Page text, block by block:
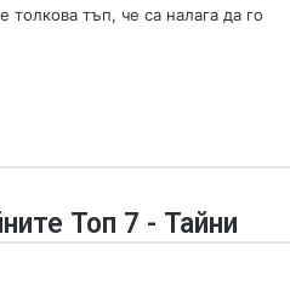
тъп, че са налага да го
Топ 7 - Тайни